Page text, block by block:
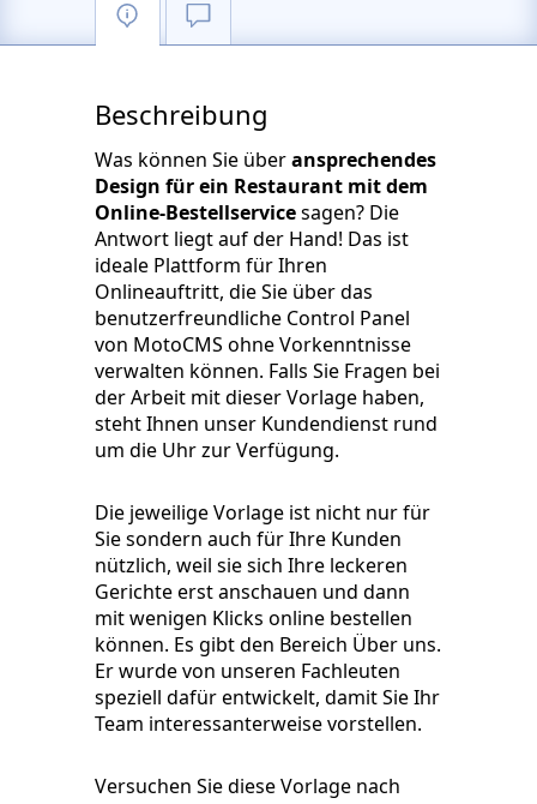
Beschreibung
Was können Sie überansprechendes
Design für ein Restaurant mit dem
Online-Bestellservicesagen? Die
Antwort liegt auf der Hand! Das ist
ideale Plattform für Ihren
Onlineauftritt, die Sie über das
benutzerfreundliche Control Panel
von MotoCMS ohne Vorkenntnisse
verwalten können. Falls Sie Fragen bei
der Arbeit mit dieser Vorlage haben,
steht Ihnen unser Kundendienst rund
um die Uhr zur Verfügung.
Die jeweilige Vorlage ist nicht nur für
Sie sondern auch für Ihre Kunden
nützlich, weil sie sich Ihre leckeren
Gerichte erst anschauen und dann
mit wenigen Klicks online bestellen
können. Es gibt den Bereich Über uns.
Er wurde von unseren Fachleuten
speziell dafür entwickelt, damit Sie Ihr
Team interessanterweise vorstellen.
Versuchen Sie diese Vorlage nach